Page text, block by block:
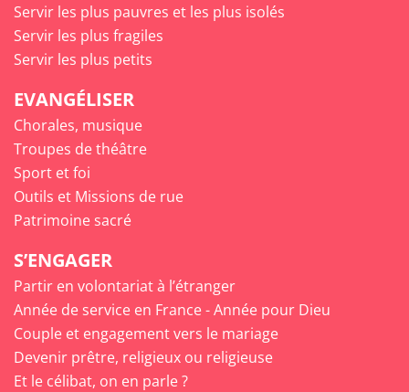
Servir les plus pauvres et les plus isolés
Servir les plus fragiles
Servir les plus petits
EVANGÉLISER
Chorales, musique
Troupes de théâtre
Sport et foi
Outils et Missions de rue
Patrimoine sacré
S’ENGAGER
Partir en volontariat à l’étranger
Année de service en France - Année pour Dieu
Couple et engagement vers le mariage
Devenir prêtre, religieux ou religieuse
Et le célibat, on en parle ?